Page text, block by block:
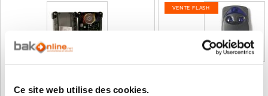
Ce site web utilise des cookies.
VENTE FLASH